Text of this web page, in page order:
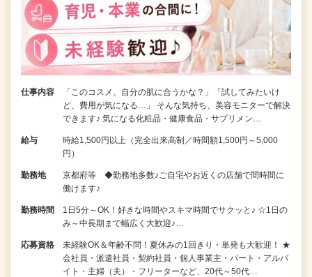
仕事内容
「このコスメ、自分の肌に合うかな？」「試してみたいけ
ど、費用が気になる…」 そんな気持ち、美容モニターで解決
できます♪ 気になる化粧品・健康食品・サプリメン…
給与
時給1,500円以上（完全出来高制／時間額1,500円～5,000
円）
勤務地
京都府等 ◆勤務地多数♪ご自宅やお近くの店舗で間時間に
働けます♪
勤務時間
1日5分～OK！好きな時間やスキマ時間でサクッと♪ ☆1日の
み～中長期まで幅広く大歓迎♪…
応募資格
未経験OK＆年齢不問！夏休みの1回きり・単発も大歓迎！ ★
会社員・派遣社員・契約社員・個人事業主・パート・アルバ
イト・主婦（夫）・フリーターなど、20代～50代…